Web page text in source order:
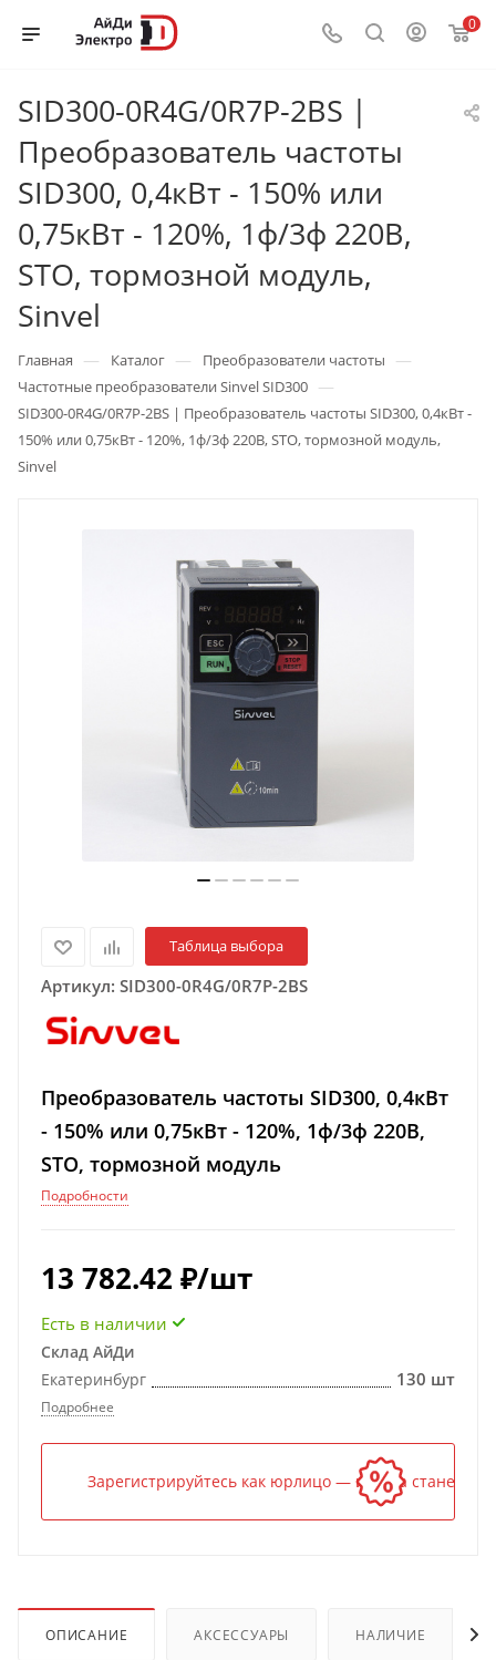
0
SID300-0R4G/0R7P-2BS |
Преобразователь частоты
SID300, 0,4кВт - 150% или
0,75кВт - 120%, 1ф/3ф 220В,
STO, тормозной модуль,
Sinvel
Главная — Каталог — Преобразователи частоты —
Частотные преобразователи Sinvel SID300 —
SID300-0R4G/0R7P-2BS | Преобразователь частоты SID300, 0,4кВт -
150% или 0,75кВт - 120%, 1ф/3ф 220В, STO, тормозной модуль,
Sinvel
Таблица выбора
Артикул: SID300-0R4G/0R7P-2BS
Преобразователь частоты SID300, 0,4кВт
- 150% или 0,75кВт - 120%, 1ф/3ф 220В,
STO, тормозной модуль
Подробности
13 782.42 ₽/шт
Есть в наличии
Склад АйДи
Екатеринбург
130 шт
Подробнее
Зарегистрируйтесь как юрлицо — и цена станет
ОПИСАНИЕ АКСЕССУАРЫ НАЛИЧИЕ